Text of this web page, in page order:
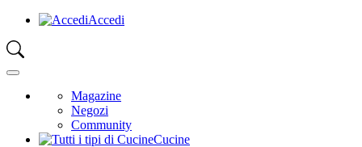
Accedi
Magazine
Negozi
Community
Cucine